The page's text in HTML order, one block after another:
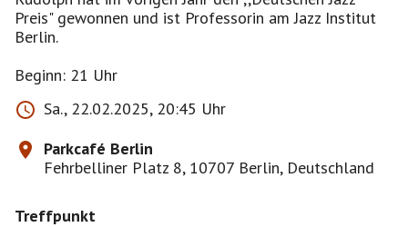
Preis" gewonnen und ist Professorin am Jazz Institut
Berlin.
Beginn: 21 Uhr
Sa., 22.02.2025, 20:45 Uhr
Parkcafé Berlin
Fehrbelliner Platz 8, 10707 Berlin, Deutschland
Treffpunkt